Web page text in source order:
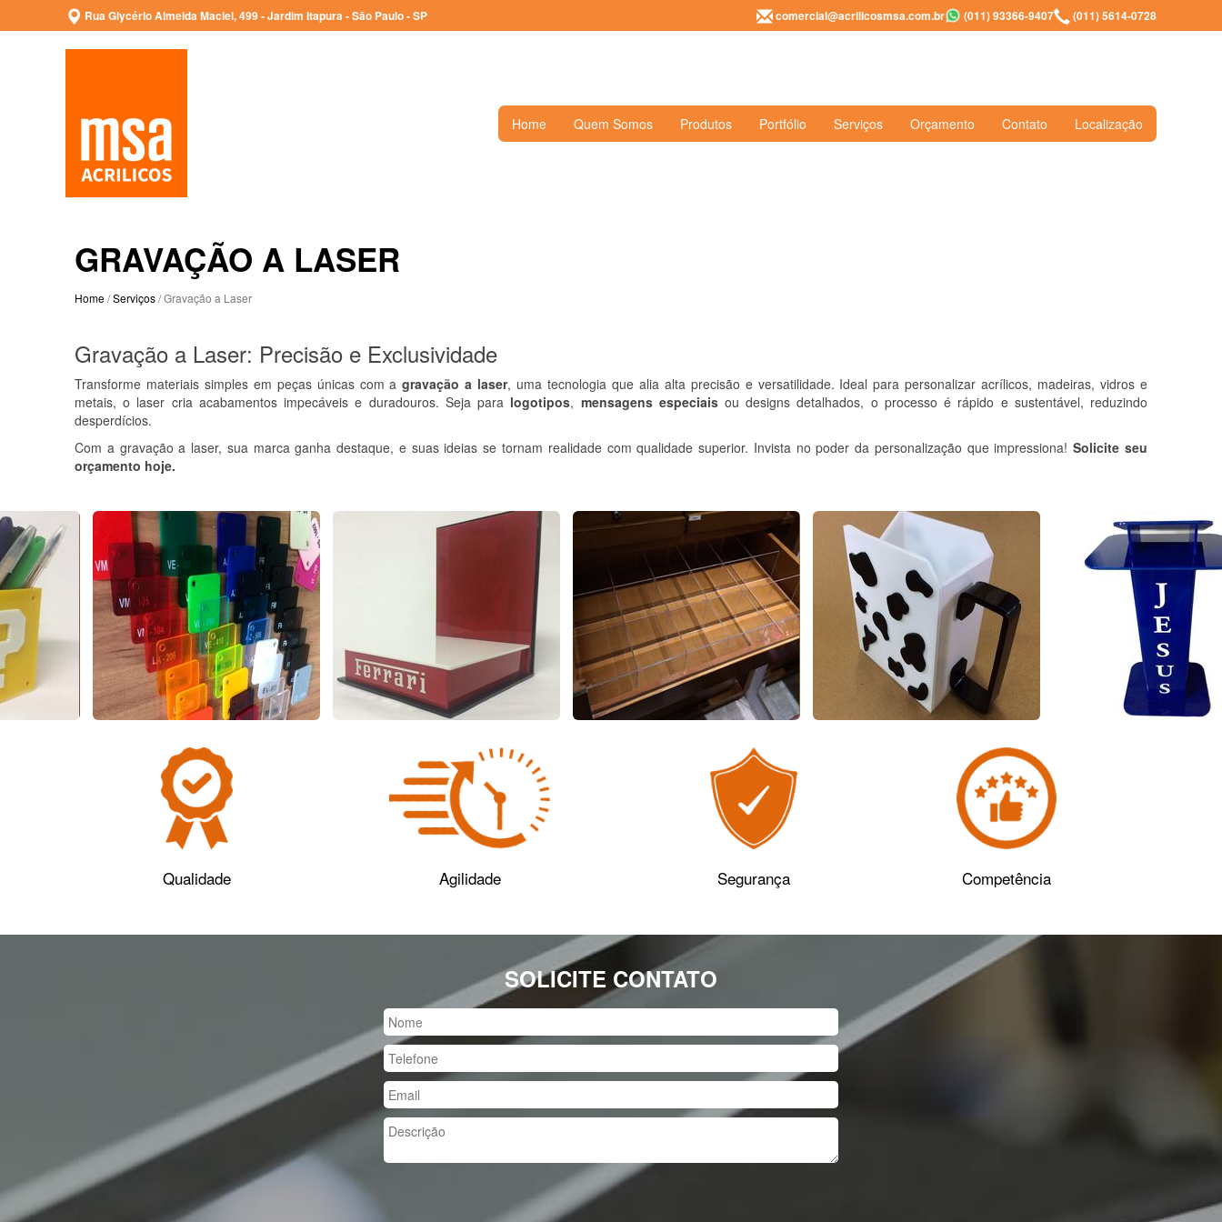
Rua Glycério Almeida Maciel, 499 - Jardim Itapura - São Paulo - SP comercial@acrilicosmsa.com.br (011) 93366-9407 (011) 5614-0728
Home Quem Somos Produtos Portfólio Serviços Orçamento Contato Localização
GRAVAÇÃO A LASER
Home/Serviços/ Gravação a Laser
Gravação a Laser: Precisão e Exclusividade
Transforme materiais simples em peças únicas com agravação a laser, uma tecnologia que alia alta precisão e versatilidade. Ideal para personalizar acrílicos, madeiras, vidros e
metais, o laser cria acabamentos impecáveis e duradouros. Seja para logotipos, mensagens especiaisou designs detalhados, o processo é rápido e sustentável, reduzindo
desperdícios.
Com a gravação a laser, sua marca ganha destaque, e suas ideias se tornam realidade com qualidade superior. Invista no poder da personalização que impressiona!Solicite seu
orçamento hoje.
Qualidade Agilidade Segurança Competência
SOLICITE CONTATO